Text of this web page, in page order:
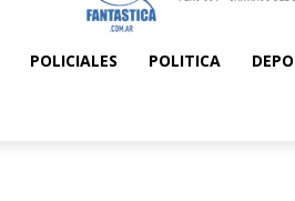
POLICIALES POLITICA